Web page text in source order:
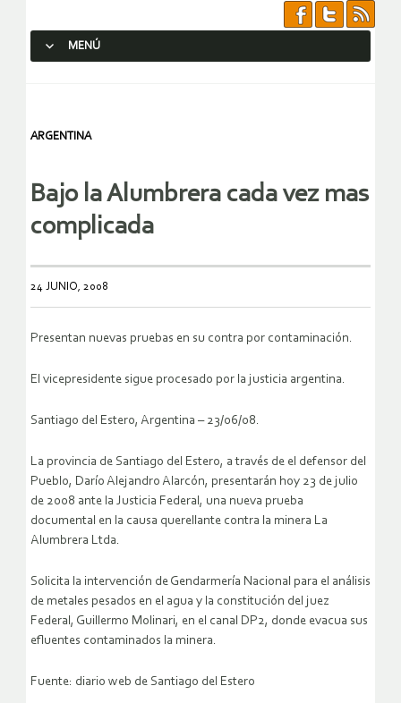
MENÚ
ARGENTINA
Bajo la Alumbrera cada vez mas
complicada
24 JUNIO, 2008
Presentan nuevas pruebas en su contra por contaminación.
El vicepresidente sigue procesado por la justicia argentina.
Santiago del Estero, Argentina – 23/06/08.
La provincia de Santiago del Estero, a través de el defensor del
Pueblo, Darío Alejandro Alarcón, presentarán hoy 23 de julio
de 2008 ante la Justicia Federal, una nueva prueba
documental en la causa querellante contra la minera La
Alumbrera Ltda.
Solicita la intervención de Gendarmería Nacional para el análisis
de metales pesados en el agua y la constitución del juez
Federal, Guillermo Molinari, en el canal DP2, donde evacua sus
efluentes contaminados la minera.
Fuente: diario web de Santiago del Estero